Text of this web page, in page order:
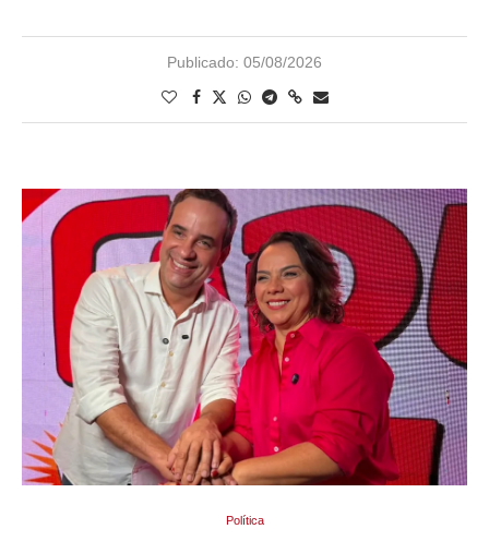
Publicado: 05/08/2026
Política